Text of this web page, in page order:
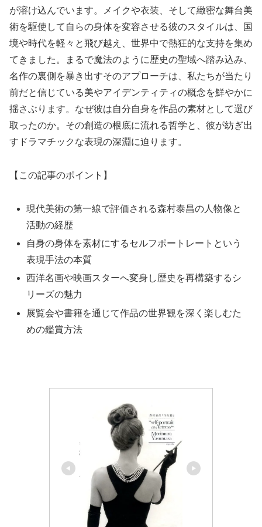
が溶け込んでいます。メイクや衣装、そして緻密な舞台美
術を駆使して自らの身体を変容させる彼のスタイルは、国
境や時代を軽々と飛び越え、世界中で熱狂的な支持を集め
てきました。まるで魔法のように歴史の聖域へ踏み込み、
名作の裏側を暴き出すそのアプローチは、私たちが当たり
前だと信じている美やアイデンティティの概念を鮮やかに
揺さぶります。なぜ彼は自分自身を作品の素材として選び
取ったのか。その創造の根底に流れる哲学と、彼が紡ぎ出
すドラマチックな表現の深淵に迫ります。
【この記事のポイント】
現代美術の第一線で評価される森村泰昌の人物像と
活動の経歴
自身の身体を素材にするセルフポートレートという
表現手法の本質
西洋名画や映画スターへ変身し歴史を再構築するシ
リーズの魅力
展覧会や書籍を通じて作品の世界観を深く楽しむた
めの鑑賞方法